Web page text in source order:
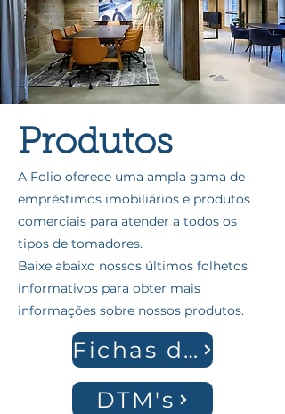
Produtos
A Folio oferece uma ampla gama de
empréstimos imobiliários e produtos
comerciais para atender a todos os
tipos de tomadores.
Baixe abaixo nossos últimos folhetos
informativos para obter mais
informações sobre nossos produtos.
Fichas de produtos
DTM's